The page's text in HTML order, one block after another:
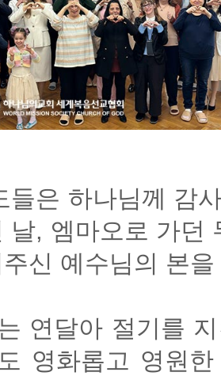
들은 하나님께 감
날, 엠마오로 가던
신 예수님의 본
연달아 절기를
영화롭고 영원